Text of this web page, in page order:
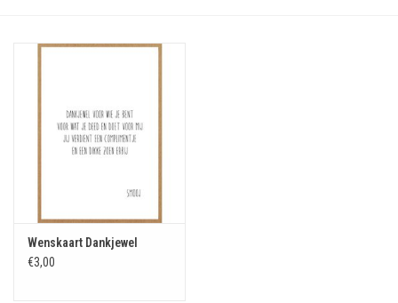
Wenskaart Dankjewel
€3,00